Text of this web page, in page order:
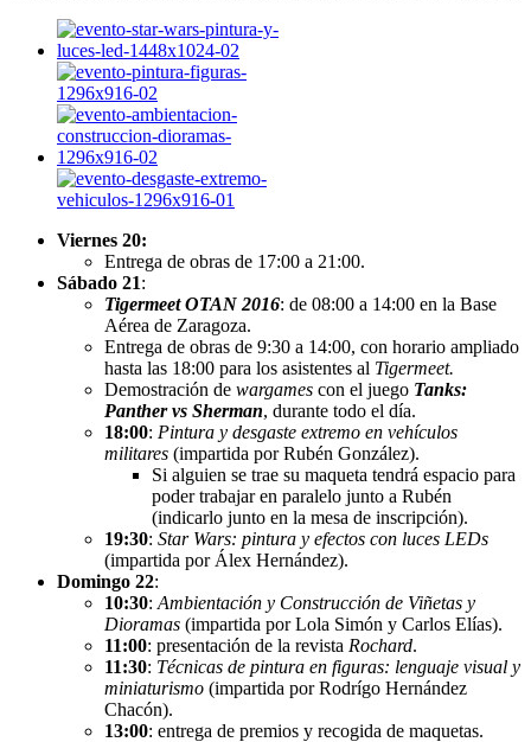
Viernes 20:
Entrega de obras de 17:00 a 21:00.
Sábado 21:
Tigermeet OTAN 2016: de 08:00 a 14:00 en la Base
Aérea de Zaragoza.
Entrega de obras de 9:30 a 14:00, con horario ampliado
hasta las 18:00 para los asistentes al Tigermeet.
Demostración de wargames con el juego Tanks:
Panther vs Sherman, durante todo el día.
18:00: Pintura y desgaste extremo en vehículos
militares (impartida por Rubén González).
Si alguien se trae su maqueta tendrá espacio para
poder trabajar en paralelo junto a Rubén
(indicarlo junto en la mesa de inscripción).
19:30: Star Wars: pintura y efectos con luces LEDs
(impartida por Álex Hernández).
Domingo 22:
10:30: Ambientación y Construcción de Viñetas y
Dioramas (impartida por Lola Simón y Carlos Elías).
11:00: presentación de la revista Rochard.
11:30: Técnicas de pintura en figuras: lenguaje visual y
miniaturismo (impartida por Rodrígo Hernández
Chacón).
13:00: entrega de premios y recogida de maquetas.